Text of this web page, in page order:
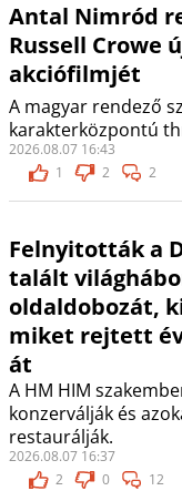
Antal Nimród
Russell Crowe
akciófilmjét
A magyar rendező
karakterközpontú
2026.08.07 16:43
1
2 2
Felnyitották a
talált
oldaldobozát,
miket rejtett
át
A HM HIM
konzerválják és
restaurálják.
2026.08.07 16:37
2
0 12